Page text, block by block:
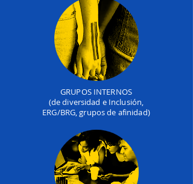
GRUPOS INTERNOS
(de diversidad e Inclusión,
ERG/BRG, grupos de afinidad)